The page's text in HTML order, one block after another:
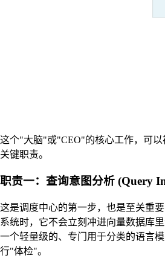
这个"大脑"或"CEO"的核心工作，可
关键职责。
职责一：查询意图分析 (Query
这是调度中心的第一步，也是至关重
系统时，它不会立刻冲进向量数据库
一个轻量级的、专门用于分类的语言
行"体检"。